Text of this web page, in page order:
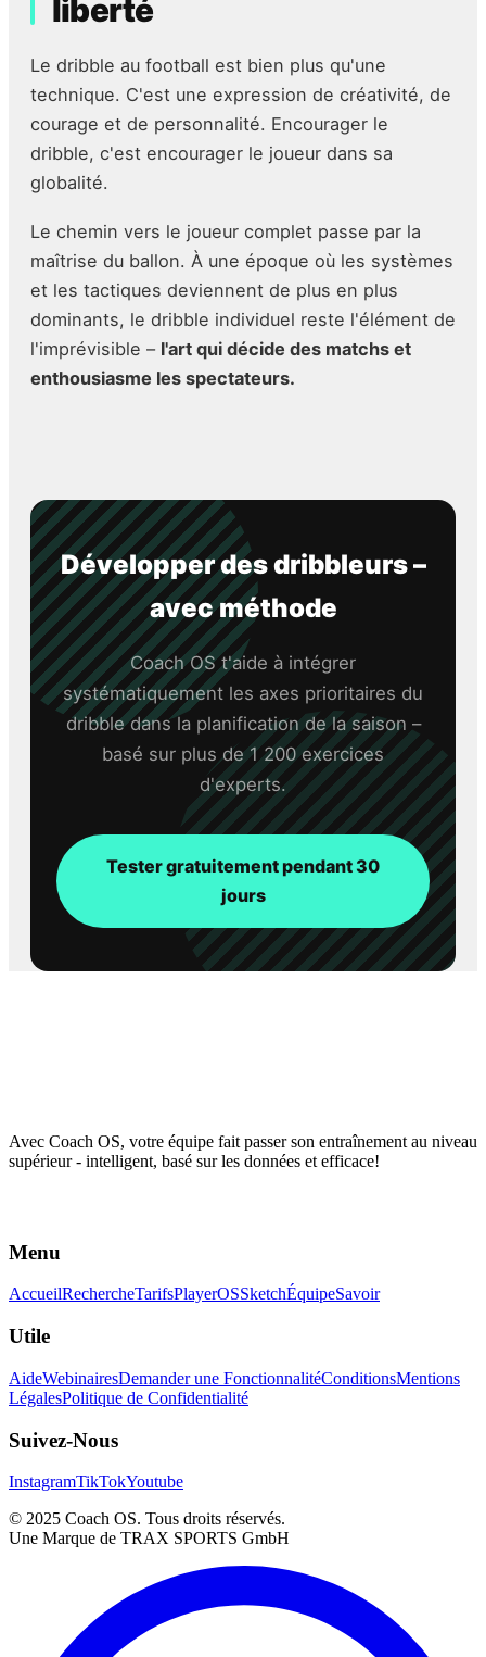
comportements audacieux.
liberté
Le dribble au football est bien plus qu'une
technique. C'est une expression de créativité, de
courage et de personnalité. Encourager le
dribble, c'est encourager le joueur dans sa
globalité.
Le chemin vers le joueur complet passe par la
maîtrise du ballon. À une époque où les systèmes
et les tactiques deviennent de plus en plus
dominants, le dribble individuel reste l'élément de
l'imprévisible – l'art qui décide des matchs et
enthousiasme les spectateurs.
Développer des dribbleurs –
avec méthode
Coach OS t'aide à intégrer
systématiquement les axes prioritaires du
dribble dans la planification de la saison –
basé sur plus de 1 200 exercices
d'experts.
Tester gratuitement pendant 30
jours
Avec Coach OS, votre équipe fait passer son entraînement au niveau
supérieur - intelligent, basé sur les données et efficace!
Menu
AccueilRechercheTarifsPlayerOSSketchÉquipeSavoir
Utile
AideWebinairesDemander une FonctionnalitéConditionsMentions
LégalesPolitique de Confidentialité
Suivez-Nous
InstagramTikTokYoutube
© 2025 Coach OS. Tous droits réservés.
Une Marque de TRAX SPORTS GmbH